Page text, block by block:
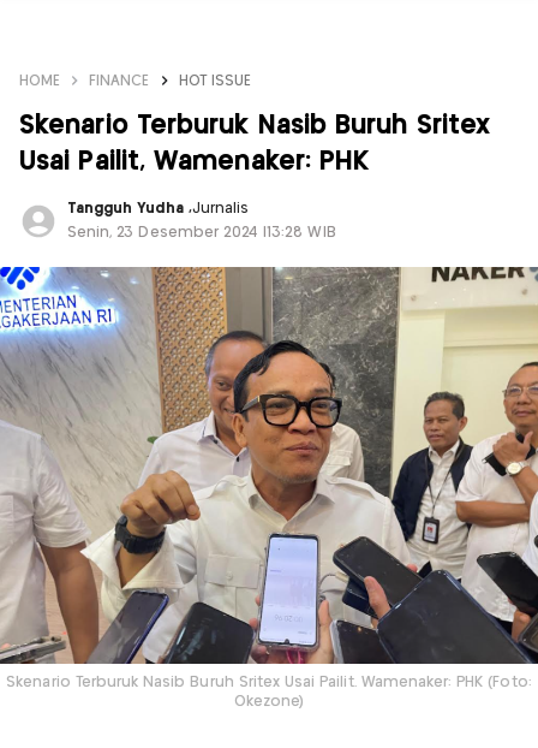
HOME FINANCE HOT ISSUE
Skenario Terburuk Nasib Buruh Sritex
Usai Pailit, Wamenaker: PHK
Tangguh Yudha ,Jurnalis
Senin, 23 Desember 2024 |13:28 WIB
Skenario Terburuk Nasib Buruh Sritex Usai Pailit. Wamenaker: PHK (Foto:
Okezone)